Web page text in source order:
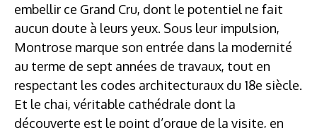
embellir ce Grand Cru, dont le potentiel ne fait
aucun doute à leurs yeux. Sous leur impulsion,
Montrose marque son entrée dans la modernité
au terme de sept années de travaux, tout en
respectant les codes architecturaux du 18e siècle.
Et le chai, véritable cathédrale dont la
découverte est le point d’orgue de la visite, en